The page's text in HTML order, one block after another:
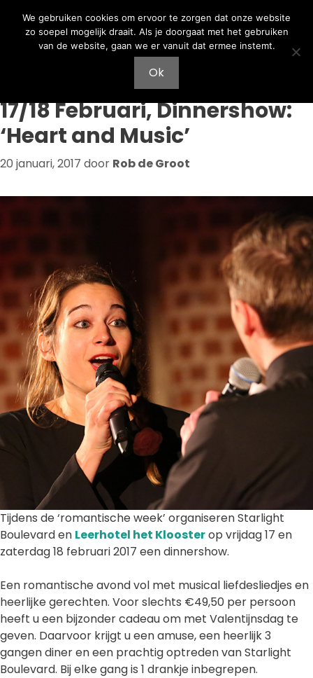
naar
naar
17/18 Februari, Dinnershow:
‘Heart and Music’
20 januari, 2017 door Rob de Groot
Tijdens de ‘romantische week’ organiseren Starlight
Boulevard en Leerhotel het Kloosterop vrijdag 17 en
zaterdag 18 februari 2017 een dinnershow.
Een romantische avond vol met musical liefdesliedjes en
heerlijke gerechten. Voor slechts €49,50 per persoon
heeft u een bijzonder cadeau om met Valentijnsdag te
geven. Daarvoor krijgt u een amuse, een heerlijk 3
gangen diner en een prachtig optreden van Starlight
Boulevard. Bij elke gang is 1 drankje inbegrepen.
We gebruiken cookies om ervoor te zorgen dat onze website
zo soepel mogelijk draait. Als je doorgaat met het gebruiken
van de website, gaan we er vanuit dat ermee instemt.
Ok